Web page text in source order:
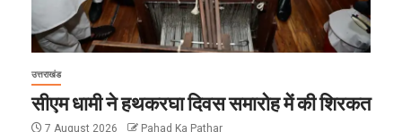
उत्तराखंड
सीएम धामी ने हथकरघा दिवस समारोह में की शिरकत
7 August 2026 Pahad Ka Pathar